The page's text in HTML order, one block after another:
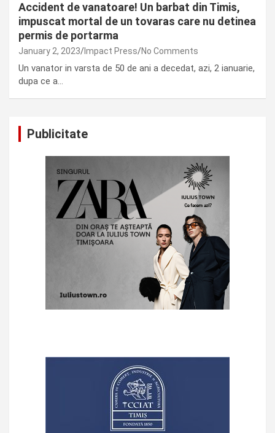
Accident de vanatoare! Un barbat din Timis,
impuscat mortal de un tovaras care nu detinea
permis de portarma
January 2, 2023 Impact Press No Comments
Un vanator in varsta de 50 de ani a decedat, azi, 2 ianuarie,
dupa ce a…
Publicitate